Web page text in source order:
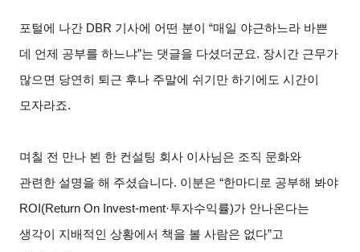
포털에 나간 DBR 기사에 어떤 분이 “매일 야근하느라 바쁜
데 언제 공부를 하느냐”는 댓글을 다셨더군요. 장시간 근무가
많으면 당연히 퇴근 후나 주말에 쉬기만 하기에도 시간이
모자라죠.
며칠 전 만나 뵌 한 컨설팅 회사 이사님은 조직 문화와
관련한 설명을 해 주셨습니다. 이분은 “한마디로 공부해 봐야
ROI(Return On Invest-ment·투자수익률)가 안나온다는
생각이 지배적인 상황에서 책을 볼 사람은 없다”고